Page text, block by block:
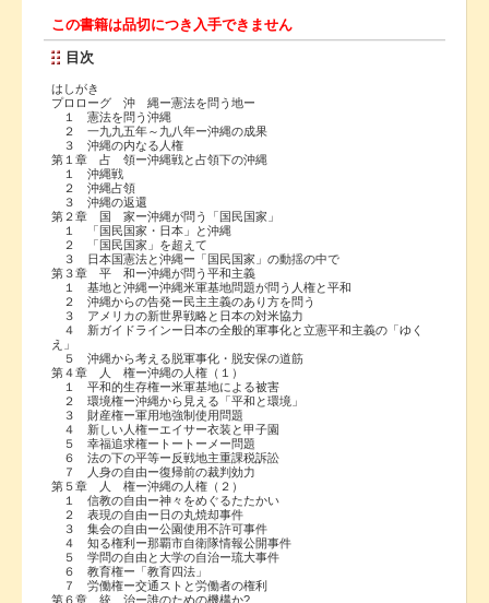
この書籍は品切につき入手できません
目次
はしがき
プロローグ 沖 縄ー憲法を問う地ー
１ 憲法を問う沖縄
２ 一九九五年～九八年ー沖縄の成果
３ 沖縄の内なる人権
第１章 占 領ー沖縄戦と占領下の沖縄
１ 沖縄戦
２ 沖縄占領
３ 沖縄の返還
第２章 国 家ー沖縄が問う「国民国家」
１ 「国民国家・日本」と沖縄
２ 「国民国家」を超えて
３ 日本国憲法と沖縄ー「国民国家」の動揺の中で
第３章 平 和ー沖縄が問う平和主義
１ 基地と沖縄ー沖縄米軍基地問題が問う人権と平和
２ 沖縄からの告発ー民主主義のあり方を問う
３ アメリカの新世界戦略と日本の対米協力
４ 新ガイドラインー日本の全般的軍事化と立憲平和主義の「ゆく
え」
５ 沖縄から考える脱軍事化・脱安保の道筋
第４章 人 権ー沖縄の人権（１）
１ 平和的生存権ー米軍基地による被害
２ 環境権ー沖縄から見える「平和と環境」
３ 財産権ー軍用地強制使用問題
４ 新しい人権ーエイサー衣装と甲子園
５ 幸福追求権ートートーメー問題
６ 法の下の平等ー反戦地主重課税訴訟
７ 人身の自由ー復帰前の裁判効力
第５章 人 権ー沖縄の人権（２）
１ 信教の自由ー神々をめぐるたたかい
２ 表現の自由ー日の丸焼却事件
３ 集会の自由ー公園使用不許可事件
４ 知る権利ー那覇市自衛隊情報公開事件
５ 学問の自由と大学の自治ー琉大事件
６ 教育権ー「教育四法」
７ 労働権ー交通ストと労働者の権利
第６章 統 治ー誰のための機構か?